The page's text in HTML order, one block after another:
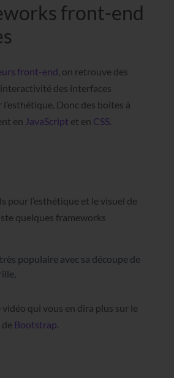
front-end
front-end, on retrouve des
des interfaces
Donc des boites à
en JavaScript et en CSS.
pour l’esthétique et le visuel de
quelques frameworks
populaire avec sa découpe de
vidéo qui vous en dira plus sur le
de Bootstrap.